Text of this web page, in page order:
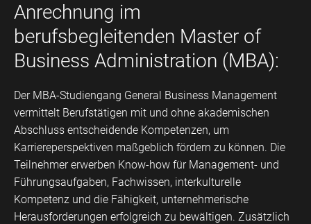
Anrechnung im
berufsbegleitenden Master of
Business Administration (MBA):
Der MBA-Studiengang General Business Management
vermittelt Berufstätigen mit und ohne akademischen
Abschluss entscheidende Kompetenzen, um
Karriereperspektiven maßgeblich fördern zu können. Die
Teilnehmer erwerben Know-how für Management- und
Führungsaufgaben, Fachwissen, interkulturelle
Kompetenz und die Fähigkeit, unternehmerische
Herausforderungen erfolgreich zu bewältigen. Zusätzlich